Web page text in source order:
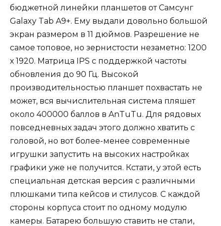
бюджетной линейки планшетов от Самсунг
Galaxy Tab A9+. Ему выдали довольно большой
экран размером в 11 дюймов. Разрешение не
самое топовое, но зернистости незаметно: 1200
х 1920. Матрица IPS с поддержкой частоты
обновления до 90 Гц. Высокой
производительностью планшет похвастать не
может, вся вычислительная система пляшет
около 400000 баллов в AnTuTu. Для рядовых
повседневных задач этого должно хватить с
головой, но вот более-менее современные
игрушки запустить на высоких настройках
графики уже не получится. Кстати, у этой есть
специальная детская версия с различными
плюшками типа кейсов и стилусов. С каждой
стороны корпуса стоит по одному модулю
камеры. Батарею большую ставить не стали,